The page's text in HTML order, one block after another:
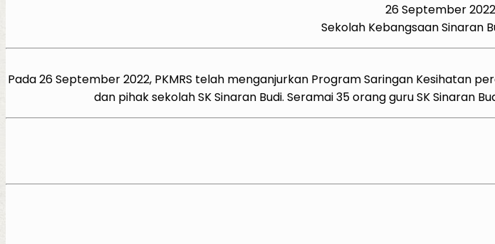
26 September 2022
Sekolah Kebangsaan Sinaran
Pada 26 September 2022, PKMRS telah menganjurkan Program Saringan Kesihatan
dan pihak sekolah SK Sinaran Budi. Seramai 35 orang guru SK